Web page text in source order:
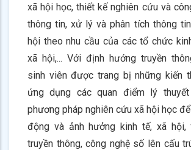
xã hội học, thiết kế nghiên cứu và
thông tin, xử lý và phân tích thông
hội theo nhu cầu của các tổ chức
xã hội,... Với định hướng truyền
sinh viên được trang bị những kiến
ứng dụng các quan điểm lý
phương pháp nghiên cứu xã hội học
động và ảnh hưởng kinh tế, xã hội,
truyền thông, công nghệ số lên cấu